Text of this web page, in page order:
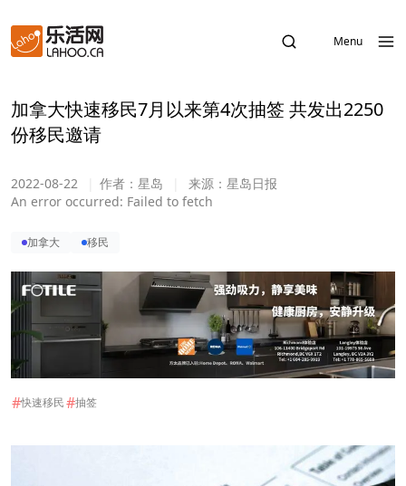
Menu
加拿大快速移民7月以来第4次抽签 共发出2250
份移民邀请
2022-08-22 作者： 星岛 来源： 星岛日报
An error occurred: Failed to fetch
加拿大 移民
#快速移民#抽签